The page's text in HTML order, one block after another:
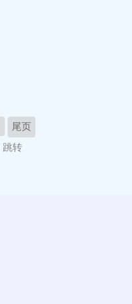
尾页
跳转